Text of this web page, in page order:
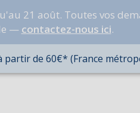
21 août. Toutes vos
— contactez-nous ici.
partir de 60€* (France